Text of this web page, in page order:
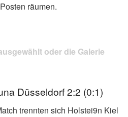
räumen.
oder die Galerie
Düsseldorf 2:2 (0:1)
trennten sich Holstei9n Kiel